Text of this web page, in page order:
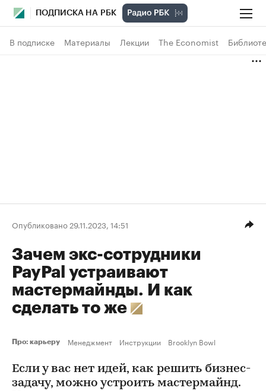
ПОДПИСКА НА РБК
В подписке Материалы Лекции The Economist
Опубликовано 29.11.2023, 14:51
Зачем экс-сотрудники
PayPal устраивают
мастермайнды. И как
сделать то же
Про: карьеру Менеджмент Инструкции Brooklyn Bowl
Если у вас нет идей, как решить бизнес-
задачу, можно устроить мастермайнд.